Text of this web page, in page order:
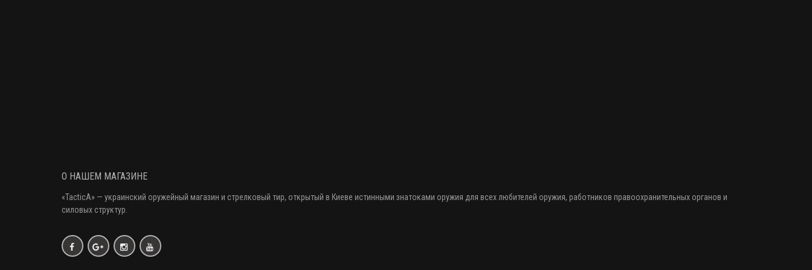
О НАШЕМ МАГАЗИНЕ
«TacticA» — украинский оружейный магазин и стрелковый тир, открытый в Киеве истинными знатоками оружия для всех любителей оружия, работников правоохранительных органов и
силовых структур.